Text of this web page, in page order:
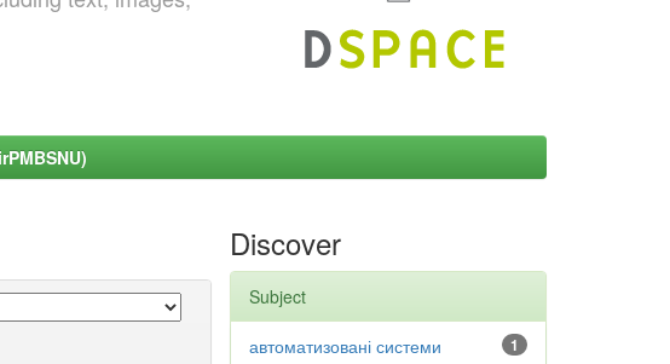
Discover
Subject
1
автоматизовані системи